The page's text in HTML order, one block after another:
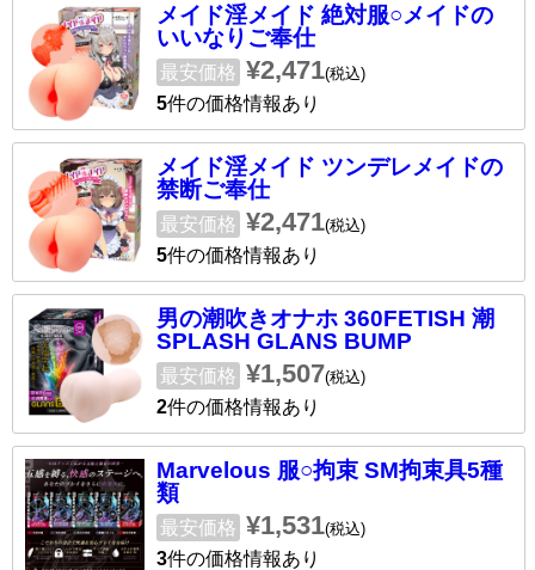
メイド淫メイド 絶対服○メイドの
いいなりご奉仕
最安価格 ¥2,471(税込)
5件の価格情報あり
メイド淫メイド ツンデレメイドの
禁断ご奉仕
最安価格 ¥2,471(税込)
5件の価格情報あり
男の潮吹きオナホ 360FETISH 潮
SPLASH GLANS BUMP
最安価格 ¥1,507(税込)
2件の価格情報あり
Marvelous 服○拘束 SM拘束具5種
類
最安価格 ¥1,531(税込)
3件の価格情報あり